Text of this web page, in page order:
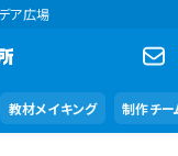
ア広場
教材メイキング 制作チー